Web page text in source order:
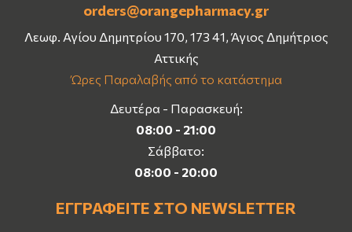
orders@orangepharmacy.gr
Λεωφ. Αγίου Δημητρίου 170, 173 41, Άγιος Δημήτριος
Αττικής
Ώρες Παραλαβής από το κατάστημα
Δευτέρα - Παρασκευή:
08:00 - 21:00
Σάββατο:
08:00 - 20:00
ΕΓΓΡΑΦΕΊΤΕ ΣΤΟ NEWSLETTER